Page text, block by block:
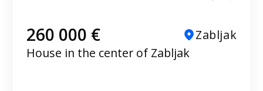
260 000 €
Zabljak
House in the center of Zabljak